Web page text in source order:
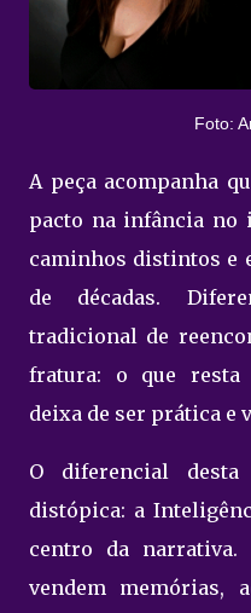
Foto:
A peça acompanha
pacto na infância no
caminhos distintos e
de décadas.
tradicional de
fratura: o que resta
deixa de ser prática e
O diferencial
distópica: a
centro da narrativa.
vendem memórias,